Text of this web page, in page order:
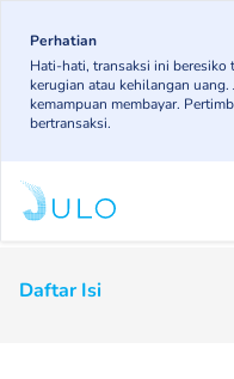
main
content
Perhatian
Hati-hati, transaksi ini beresiko
kerugian atau kehilangan
kemampuan membayar.
bertransaksi.
Main
Daftar Isi